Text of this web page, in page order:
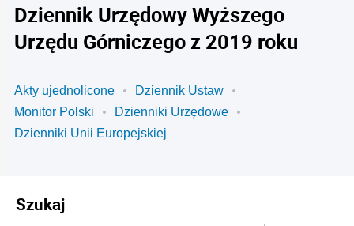
Dziennik Urzędowy Wyższego
Urzędu Górniczego z 2019 roku
Akty ujednolicone
Dziennik Ustaw
Monitor Polski
Dzienniki Urzędowe
Dzienniki Unii Europejskiej
Szukaj